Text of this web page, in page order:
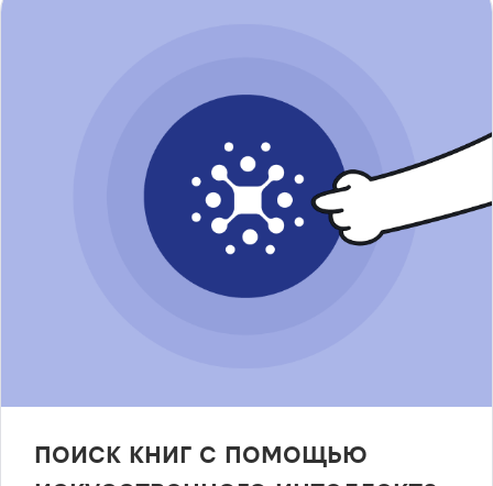
поиск книг с помощью